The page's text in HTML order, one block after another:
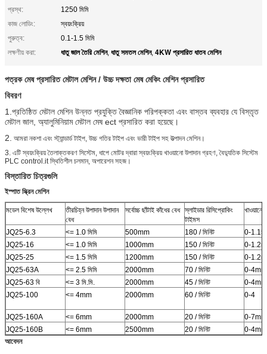
প্রস্থ:
1250 মিমি
কাজ লোডিং:
স্বয়ংক্রিয়
পুরুত্ব:
0.1-1.5 মিমি
লক্ষণীয় করা:
ধাতু জাল তৈরি মেশিন, ধাতু সমতল মেশিন, 4KW প্রসারিত ধাতব মেশিন
পত্রক মেষ প্রসারিত মেটাল মেশিন / উচ্চ দক্ষতা মেষ মেকিং মেশিন প্রসারিত
বিবরণ
1.প্রতিষ্ঠিত মেটাল মেশিন উন্নত প্রযুক্তি বৈজ্ঞানিক পরিপক্কতা এবং বাস্তব ব্যবহার যে বিস্তৃত
মেটাল জাল, অ্যালুমিনিয়াম মেটাল মেষ ect প্রসারিত করা হয়েছে।
2. আমরা নকশা এবং স্ট্যান্ডার্ড টাইপ, উচ্চ গতির টাইপ এবং ভারী টাইপ সহ উত্পাদন মেশিন।
3. এটি স্বয়ংক্রিয় তৈলাক্তকরণ সিস্টেম, ধাপে মোটর দ্বারা স্বয়ংক্রিয় খাওয়ানো উপাদান গ্রহণ, বৈদ্যুতিক সিস্টেম
PLC control.it স্থিতিশীল চলমান, অপারেশন সহজ।
বিস্তারিত চিত্রগুলি
ইস্পাত স্ক্রিন মেশিন
মডেল বিশেষ উল্লেখ
তীরচিহ্ন উপাদান উপাদান
বেধ
সর্বোচ্চ ছাঁটাই কাঁধের বেধ স্লাইডার রিসিপ্রোকিং
টাইমস
JQ25-6.3 <= 1.0 মিমি 500mm 180 / মিনিট
0-
JQ25-16
<= 1.0 মিমি 1000mm 150 / মিনিট
0-
JQ25-25
<= 1.5 মিমি 1200mm 150 / মিনিট
0-
JQ25-63A
<= 2.5 মিমি 2000mm 70 / মিনিট
0-4mm
JQ25-63 বি
<= 3 মি.মি. 2000mm 45 / মিনিট
0-4mm
JQ25-100
<= 4mm 2000mm 60 / মিনিট 0-4
JQ25-160A <= 6mm 2000mm 20 / মিনিট
0-7mm
JQ25-160B
<= 6mm 2500mm 20 / মিনিট
0-4mm
আবেদন